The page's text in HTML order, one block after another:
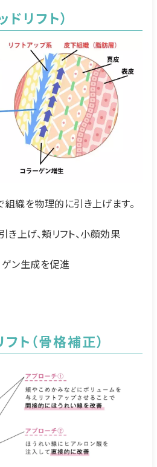
ドリフト）
織を物理的に引き上げます。
上げ、頬リフト、小顔効果
ン生成を促進
ト（骨格補正）